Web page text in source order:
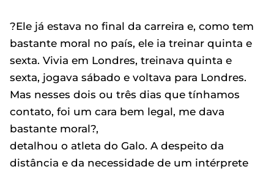
?Ele já estava no final da carreira e, como tem
bastante moral no país, ele ia treinar quinta e
sexta. Vivia em Londres, treinava quinta e
sexta, jogava sábado e voltava para Londres.
Mas nesses dois ou três dias que tínhamos
contato, foi um cara bem legal, me dava
bastante moral?,
detalhou o atleta do Galo. A despeito da
distância e da necessidade de um intérprete